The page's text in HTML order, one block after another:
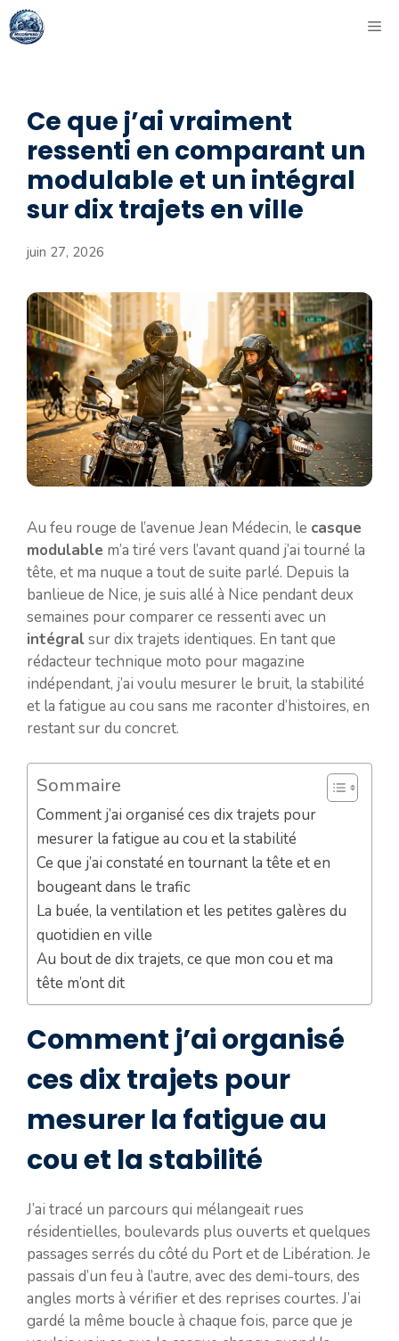
Aller
au
Ce que j’ai vraiment
ressenti en comparant un
modulable et un intégral
sur dix trajets en ville
juin 27, 2026
Au feu rouge de l’avenue Jean Médecin, le casque
modulable m’a tiré vers l’avant quand j’ai tourné la
tête, et ma nuque a tout de suite parlé. Depuis la
banlieue de Nice, je suis allé à Nice pendant deux
semaines pour comparer ce ressenti avec un
intégralsur dix trajets identiques. En tant que
rédacteur technique moto pour magazine
indépendant, j’ai voulu mesurer le bruit, la stabilité
et la fatigue au cou sans me raconter d’histoires, en
restant sur du concret.
Sommaire
Comment j’ai organisé ces dix trajets pour
mesurer la fatigue au cou et la stabilité
Ce que j’ai constaté en tournant la tête et en
bougeant dans le trafic
La buée, la ventilation et les petites galères du
quotidien en ville
Au bout de dix trajets, ce que mon cou et ma
tête m’ont dit
Comment j’ai organisé
ces dix trajets pour
mesurer la fatigue au
cou et la stabilité
J’ai tracé un parcours qui mélangeait rues
résidentielles, boulevards plus ouverts et quelques
passages serrés du côté du Port et de Libération. Je
passais d’un feu à l’autre, avec des demi-tours, des
angles morts à vérifier et des reprises courtes. J’ai
gardé la même boucle à chaque fois, parce que je